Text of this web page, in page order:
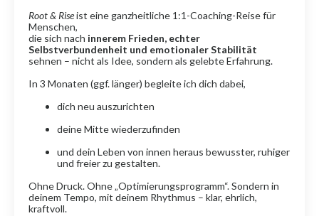
Root & Riseist eine ganzheitliche 1:1-Coaching-Reise für
Menschen,
die sich nach innerem Frieden, echter
Selbstverbundenheit und emotionaler Stabilität
sehnen – nicht als Idee, sondern als gelebte Erfahrung.
In 3 Monaten (ggf. länger) begleite ich dich dabei,
dich neu auszurichten
deine Mitte wiederzufinden
und dein Leben von innen heraus bewusster, ruhiger
und freier zu gestalten.
Ohne Druck. Ohne „Optimierungsprogramm“. Sondern in
deinem Tempo, mit deinem Rhythmus – klar, ehrlich,
kraftvoll.